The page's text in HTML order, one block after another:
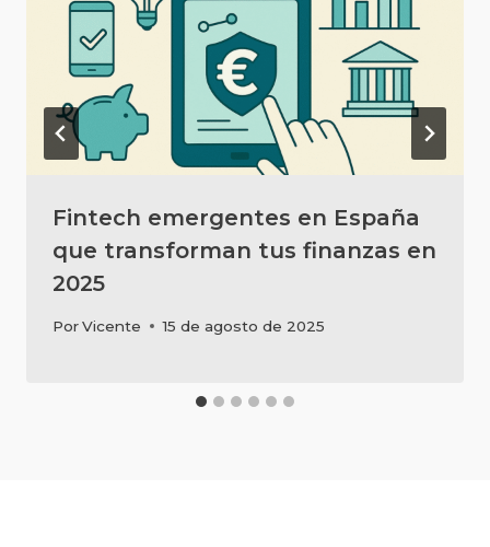
Fintech emergentes en España
que transforman tus finanzas en
2025
PorVicente 15 de agosto de 2025